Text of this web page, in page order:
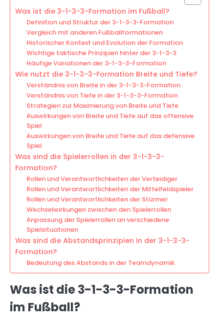
Was ist die 3-1-3-3-Formation im Fußball?
Definition und Struktur der 3-1-3-3-Formation
Vergleich mit anderen Fußballformationen
Historischer Kontext und Evolution der Formation
Wichtige taktische Prinzipien hinter der 3-1-3-3
Häufige Variationen der 3-1-3-3-Formation
Wie nutzt die 3-1-3-3-Formation Breite und Tiefe?
Verständnis von Breite in der 3-1-3-3-Formation
Verständnis von Tiefe in der 3-1-3-3-Formation
Strategien zur Maximierung von Breite und Tiefe
Auswirkungen von Breite und Tiefe auf das offensive
Spiel
Auswirkungen von Breite und Tiefe auf das defensive
Spiel
Was sind die Spielerrollen in der 3-1-3-3-
Formation?
Rollen und Verantwortlichkeiten der Verteidiger
Rollen und Verantwortlichkeiten der Mittelfeldspieler
Rollen und Verantwortlichkeiten der Stürmer
Wechselwirkungen zwischen den Spielerrollen
Anpassung der Spielerrollen an verschiedene
Spielsituationen
Was sind die Abstandsprinzipien in der 3-1-3-3-
Formation?
Bedeutung des Abstands in der Teamdynamik
Was ist die 3-1-3-3-Formation
im Fußball?